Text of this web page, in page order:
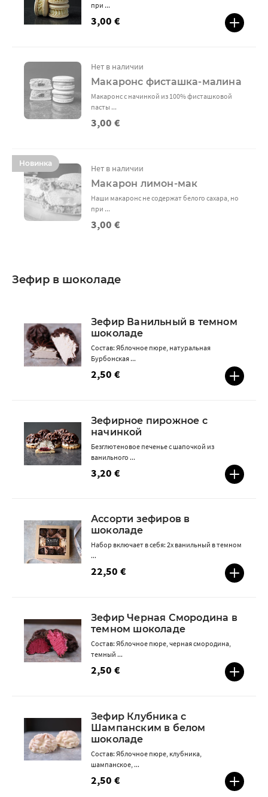
3,00 €
при ...
Макаронс фисташка-малина
3,00 €
Нет в наличии
Макаронс с начинкой из 100% фисташковой
пасты ...
Новинка
Макарон лимон-мак
3,00 €
Нет в наличии
Наши макаронс не содержат белого сахара, но
при ...
Зефир в шоколаде
Зефир Ванильный в темном
шоколаде
2,50 €
Состав: Яблочное пюре, натуральная
Бурбонская ...
Зефирное пирожное с
начинкой
3,20 €
Безглютеновое печенье с шапочкой из
ванильного ...
Ассорти зефиров в
шоколаде
22,50 €
Набор включает в себя: 2х ванильный в темном
...
Зефир Черная Смородина в
темном шоколаде
2,50 €
Состав: Яблочное пюре, черная смородина,
темный ...
Зефир Клубника с
Шампанским в белом
шоколаде
2,50 €
Состав: Яблочное пюре, клубника,
шампанское, ...